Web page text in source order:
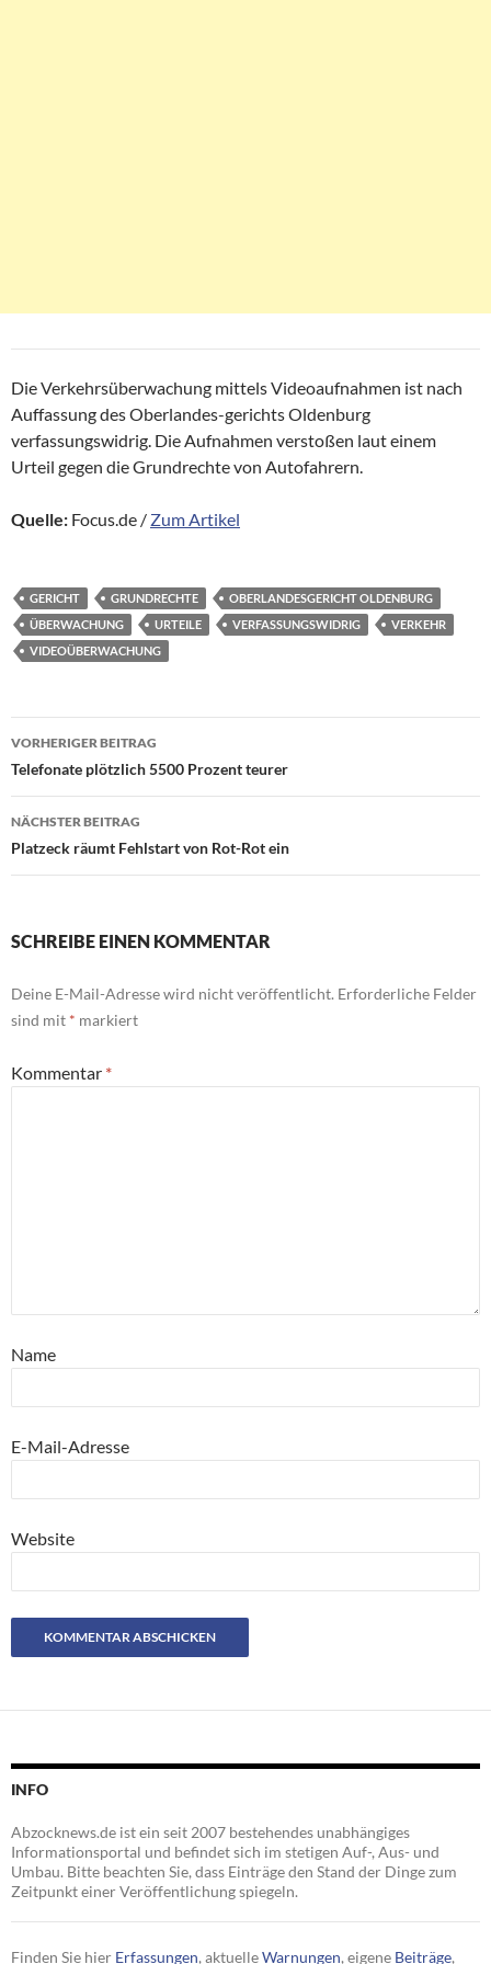
Die Verkehrsüberwachung mittels Videoaufnahmen ist nach
Auffassung des Oberlandes-gerichts Oldenburg
verfassungswidrig. Die Aufnahmen verstoßen laut einem
Urteil gegen die Grundrechte von Autofahrern.
Quelle: Focus.de / Zum Artikel
GERICHT GRUNDRECHTE
OBERLANDESGERICHT OLDENBURG
ÜBERWACHUNG
URTEILE VERFASSUNGSWIDRIG
VERKEHR
VIDEOÜBERWACHUNG
Beitragsnavigation
VORHERIGER BEITRAG
Telefonate plötzlich 5500 Prozent teurer
NÄCHSTER BEITRAG
Platzeck räumt Fehlstart von Rot-Rot ein
SCHREIBE EINEN KOMMENTAR
Deine E-Mail-Adresse wird nicht veröffentlicht. Erforderliche Felder
sind mit * markiert
Kommentar *
Name
E-Mail-Adresse
Website
INFO
Abzocknews.de ist ein seit 2007 bestehendes unabhängiges
Informationsportal und befindet sich im stetigen Auf-, Aus- und
Umbau. Bitte beachten Sie, dass Einträge den Stand der Dinge zum
Zeitpunkt einer Veröffentlichung spiegeln.
Finden Sie hier Erfassungen, aktuelleWarnungen, eigene Beiträge,